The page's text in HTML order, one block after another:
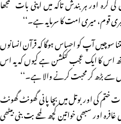
قوم، میری امت کا سرمایہ ہے۔‘‘
سوچیں آپ کو احساس ہوگا کہ قرآن انسانوں
اس کا ایک عجب کنکشن ہے کیوں کہ یہ اس
بڑھ کر محبت کرنے والا ہے۔‘‘
کی اور بوتل میں بچا پانی گھونٹ گھونٹ
اور سبھی خواتین کچھ لمحے بت بنی بیٹھی